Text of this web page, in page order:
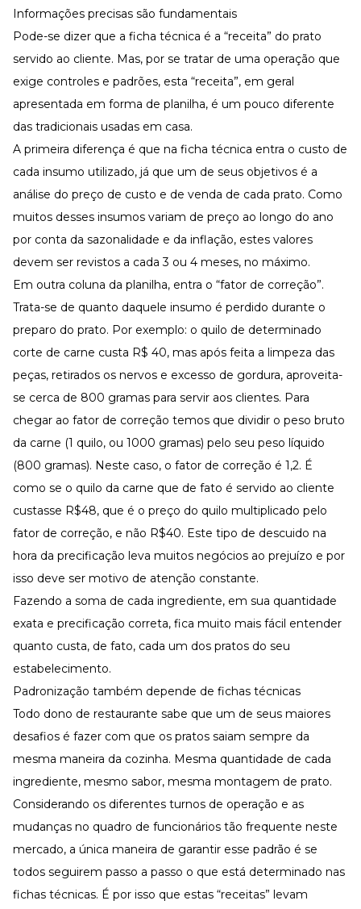
Ferramentas e Templates
Para agilizar o seu trabalho
Conteúdo prático e rápido
Kits
Materiais centralizados
Lives
Newsletters
Informações precisas são fundamentais
Pode-se dizer que a ficha técnica é a “receita” do prato
servido ao cliente. Mas, por se tratar de uma operação que
exige controles e padrões, esta “receita”, em geral
apresentada em forma de planilha, é um pouco diferente
das tradicionais usadas em casa.
A primeira diferença é que na ficha técnica entra o custo de
cada insumo utilizado, já que um de seus objetivos é a
análise do preço de custo e de venda de cada prato. Como
muitos desses insumos variam de preço ao longo do ano
por conta da sazonalidade e da inflação, estes valores
devem ser revistos a cada 3 ou 4 meses, no máximo.
Em outra coluna da planilha, entra o “fator de correção”.
Trata-se de quanto daquele insumo é perdido durante o
preparo do prato. Por exemplo: o quilo de determinado
corte de carne custa R$ 40, mas após feita a limpeza das
peças, retirados os nervos e excesso de gordura, aproveita-
se cerca de 800 gramas para servir aos clientes. Para
chegar ao fator de correção temos que dividir o peso bruto
da carne (1 quilo, ou 1000 gramas) pelo seu peso líquido
(800 gramas). Neste caso, o fator de correção é 1,2. É
como se o quilo da carne que de fato é servido ao cliente
custasse R$48, que é o preço do quilo multiplicado pelo
fator de correção, e não R$40. Este tipo de descuido na
hora da precificação leva muitos negócios ao prejuízo e por
isso deve ser motivo de atenção constante.
Fazendo a soma de cada ingrediente, em sua quantidade
exata e precificação correta, fica muito mais fácil entender
quanto custa, de fato, cada um dos pratos do seu
estabelecimento.
Padronização também depende de fichas técnicas
Todo dono de restaurante sabe que um de seus maiores
desafios é fazer com que os pratos saiam sempre da
mesma maneira da cozinha. Mesma quantidade de cada
ingrediente, mesmo sabor, mesma montagem de prato.
Considerando os diferentes turnos de operação e as
mudanças no quadro de funcionários tão frequente neste
mercado, a única maneira de garantir esse padrão é se
todos seguirem passo a passo o que está determinado nas
fichas técnicas. É por isso que estas “receitas” levam